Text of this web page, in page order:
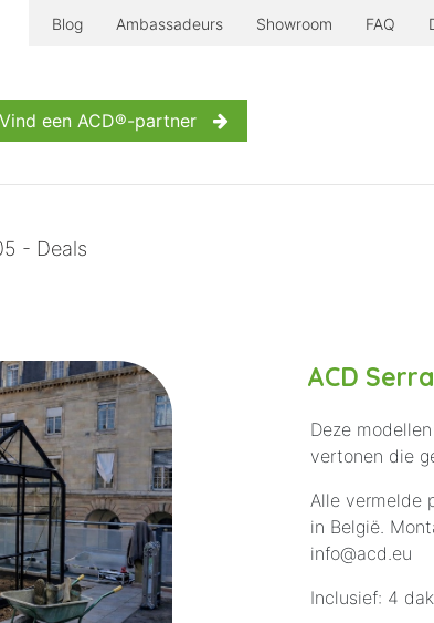
Blog Ambassadeurs Showroom FAQ
Vind een ACD®-partner
- Deals
ACD
Deze
vertonen die
Alle vermelde
in België.
info@acd.eu
Inclusief: 4